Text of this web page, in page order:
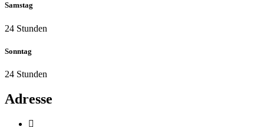
Samstag
24 Stunden
Sonntag
24 Stunden
Adresse